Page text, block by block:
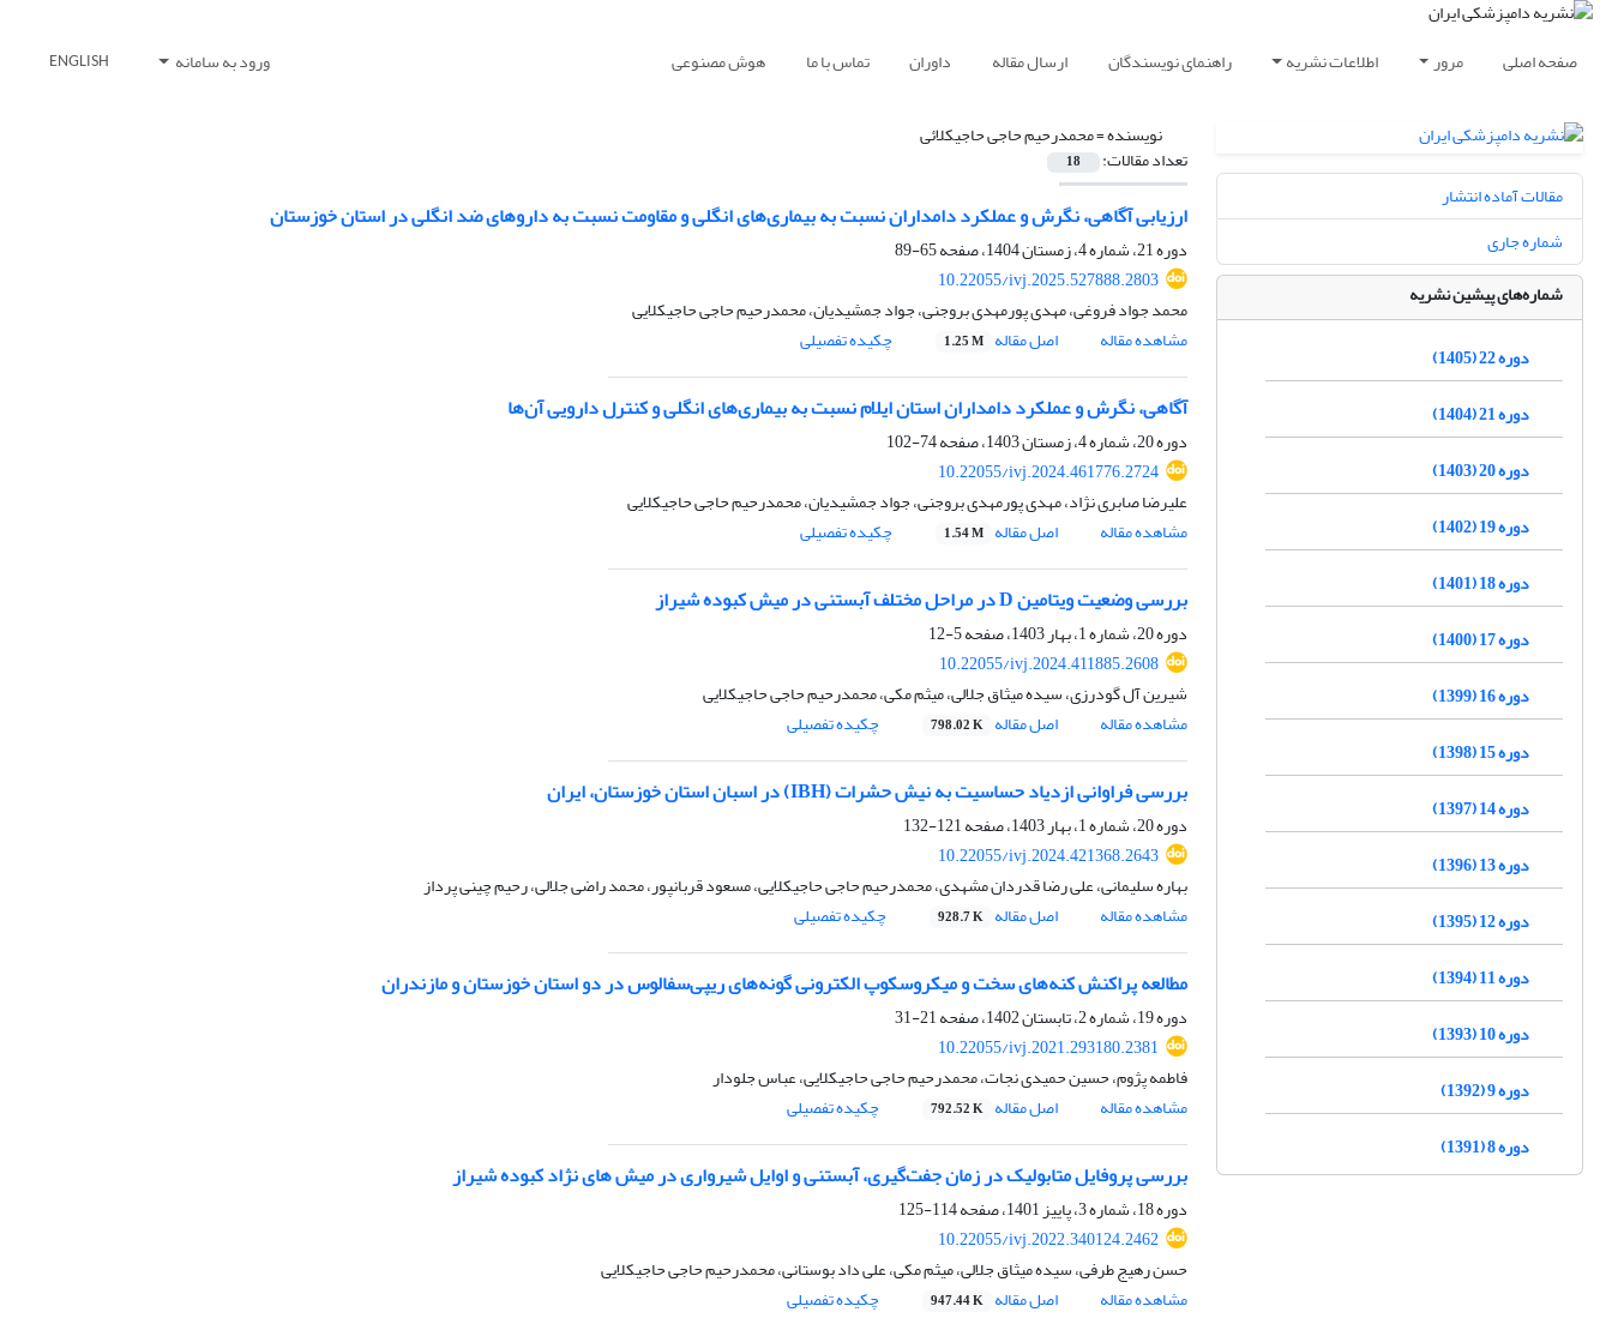
صفحه اصلی مرور اطلاعات نشریه راهنمای نویسندگان ارسال مقاله داوران تماس با ما هوش مصنوعی ورود به سامانه ENGLISH
نویسنده =محمدرحیم حاجی حاجیکلائی
تعداد مقالات: 18
ارزیابی آگاهی، نگرش و عملکرد دامداران نسبت به بیماری‌های انگلی و مقاومت نسبت به داروهای ضد انگلی در استان خوزستان
دوره 21، شماره 4، زمستان 1404، صفحه
65-89
10.22055/ivj.2025.527888.2803
محمد جواد فروغی، مهدی پورمهدی بروجنی، جواد جمشیدیان، محمدرحیم حاجی حاجیکلایی
مشاهده مقاله
اصل مقاله 1.25 M چکیده تفصیلی
آگاهی، نگرش و عملکرد دامداران استان ایلام نسبت به بیماری‌های انگلی و کنترل دارویی آن‌ها
دوره 20، شماره 4، زمستان 1403، صفحه
74-102
10.22055/ivj.2024.461776.2724
علیرضا صابری نژاد، مهدی پورمهدی بروجنی، جواد جمشیدیان، محمدرحیم حاجی حاجیکلایی
مشاهده مقاله
اصل مقاله 1.54 M چکیده تفصیلی
بررسی وضعیت ویتامین D در مراحل مختلف آبستنی در میش کبوده شیراز
دوره 20، شماره 1، بهار 1403، صفحه
5-12
10.22055/ivj.2024.411885.2608
شیرین آل گودرزی، سیده میثاق جلالی، میثم مکی، محمدرحیم حاجی حاجیکلایی
مشاهده مقاله
اصل مقاله 798.02 K چکیده تفصیلی
بررسی فراوانی ازدیاد حساسیت به نیش حشرات (IBH) در اسبان استان خوزستان، ایران
دوره 20، شماره 1، بهار 1403، صفحه
121-132
10.22055/ivj.2024.421368.2643
بهاره سلیمانی، علی رضا قدردان مشهدی، محمدرحیم حاجی حاجیکلایی، مسعود قربانپور، محمد راضی جلالی، رحیم چینی پرداز
مشاهده مقاله
اصل مقاله 928.7 K چکیده تفصیلی
مطالعه پراکنش کنه‌های سخت و میکروسکوپ الکترونی گونه‌های ریپی‌سفالوس در دو استان خوزستان و مازندران
دوره 19، شماره 2، تابستان 1402، صفحه
21-31
10.22055/ivj.2021.293180.2381
فاطمه پژوم، حسین حمیدی نجات، محمدرحیم حاجی حاجیکلایی، عباس جلودار
مشاهده مقاله
اصل مقاله 792.52 K چکیده تفصیلی
بررسی پروفایل متابولیک در زمان جفت‌گیری، آبستنی و اوایل شیرواری در میش های نژاد کبوده شیراز
دوره 18، شماره 3، پاییز 1401، صفحه
114-125
10.22055/ivj.2022.340124.2462
حسن رهیج طرفی، سیده میثاق جلالی، میثم مکی، علی داد بوستانی، محمدرحیم حاجی حاجیکلایی
مشاهده مقاله
اصل مقاله 947.44 K چکیده تفصیلی
مقالات آماده انتشار
شماره جاری
شماره‌های پیشین نشریه
دوره 22 (1405)
دوره 21 (1404)
دوره 20 (1403)
دوره 19 (1402)
دوره 18 (1401)
دوره 17 (1400)
دوره 16 (1399)
دوره 15 (1398)
دوره 14 (1397)
دوره 13 (1396)
دوره 12 (1395)
دوره 11 (1394)
دوره 10 (1393)
دوره 9 (1392)
دوره 8 (1391)